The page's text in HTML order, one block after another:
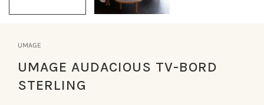
UMAGE
UMAGE AUDACIOUS TV-BORD
STERLING